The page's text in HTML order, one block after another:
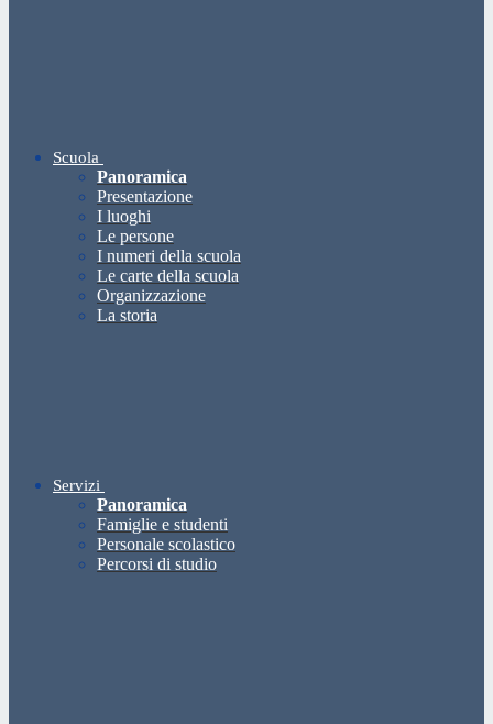
Scuola
Panoramica
Presentazione
I luoghi
Le persone
I numeri della scuola
Le carte della scuola
Organizzazione
La storia
Servizi
Panoramica
Famiglie e studenti
Personale scolastico
Percorsi di studio